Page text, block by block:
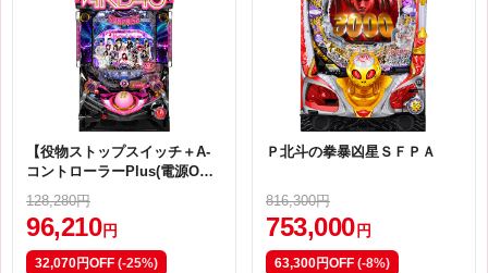
【役物ストップスイッチ＋A-
コントローラーPlus(電源ON/
加工付き！】京楽 CRぱちんこ
AKB-3 誇りの丘 No.10245
128,280円
96,210 円
32,070円OFF (-25%)
Ｐ北斗の拳暴凶星ＳＦＰＡ
816,300円
753,000 円
63,300円OFF (-8%)